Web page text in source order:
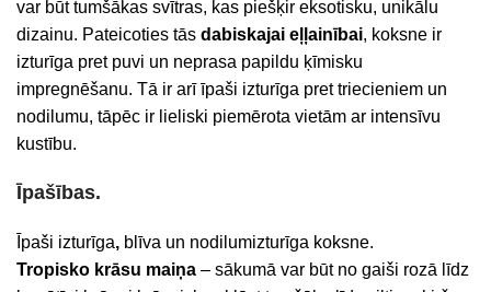
var būt tumšākas svītras, kas piešķir eksotisku, unikālu
dizainu. Pateicoties tās dabiskajai eļļainībai, koksne ir
izturīga pret puvi un neprasa papildu ķīmisku
impregnēšanu. Tā ir arī īpaši izturīga pret triecieniem un
nodilumu, tāpēc ir lieliski piemērota vietām ar intensīvu
kustību.
Īpašības.
Īpaši izturīga, blīva un nodilumizturīga koksne.
Tropisko krāsu maiņa – sākumā var būt no gaiši rozā līdz